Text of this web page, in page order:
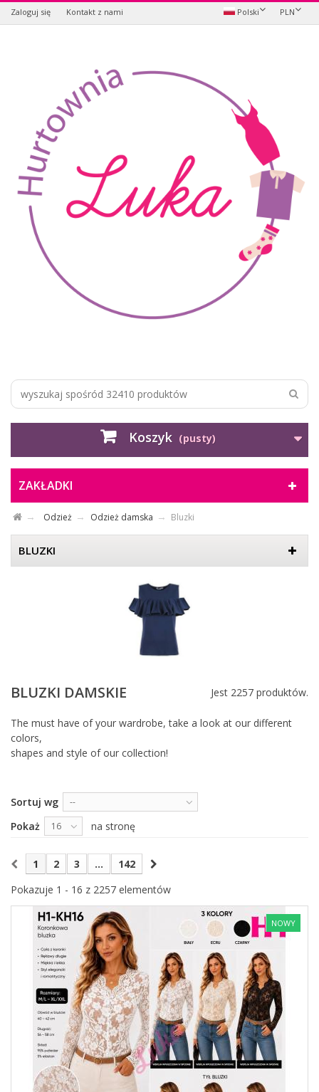
Zaloguj się PLN
Polski
Kontakt z nami
Koszyk (pusty)
ZAKŁADKI
Odzież Odzież damska Bluzki
BLUZKI
BLUZKI DAMSKIE Jest 2257 produktów.
The must have of your wardrobe, take a look at our different
colors,
shapes and style of our collection!
Sortuj wg --
Pokaż 16 na stronę
1 2 3 ...
142
Pokazuje 1 - 16 z 2257 elementów
NOWY